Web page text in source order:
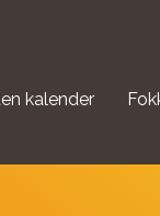
kalender